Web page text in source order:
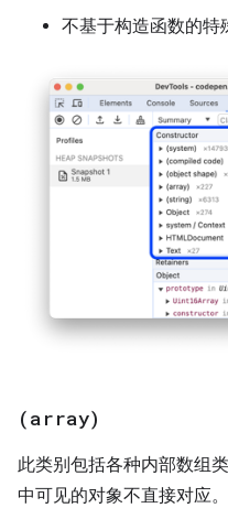
不基于构造函数的特
(array)
此类别包括各种内部数组
中可见的对象不直接对应。